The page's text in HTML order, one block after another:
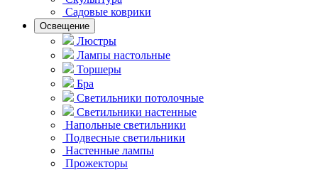
Садовые коврики
Освещение
Люстры
Лампы настольные
Торшеры
Бра
Светильники потолочные
Светильники настенные
Напольные светильники
Подвесные светильники
Hастенные лампы
Прожекторы